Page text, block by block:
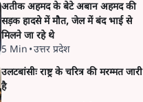
अतीक अहमद के बेटे अबान अहमद की
सड़क हादसे में मौत, जेल में बंद भाई से
मिलने जा रहे थे
5 Min •उत्तर प्रदेश
उलटबांसीः राष्ट्र के चरित्र की मरम्मत जारी
है